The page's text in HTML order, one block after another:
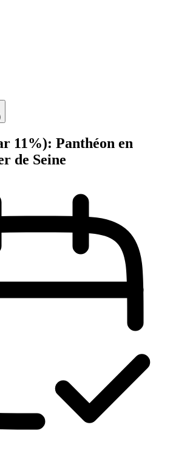
11%): Panthéon en
de Seine